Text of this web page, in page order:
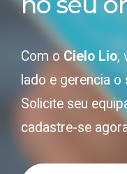
Com oCielo Lio,
lado e gerencia o
Solicite seu
cadastre-se